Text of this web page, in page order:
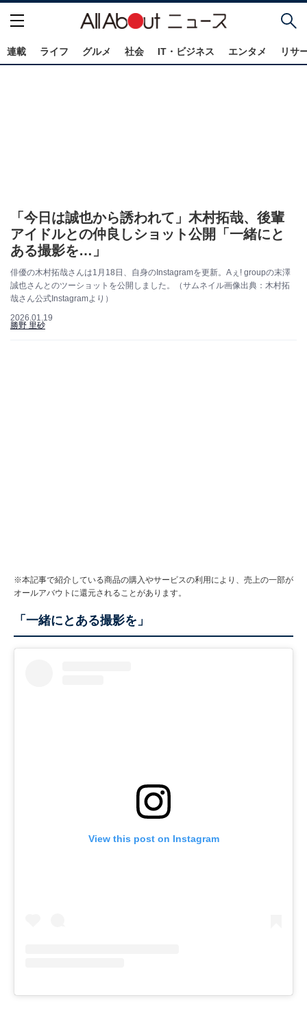
連載 ライフ グルメ 社会 IT・ビジネス エンタメ リサ
「今日は誠也から誘われて」木村拓哉、後輩
アイドルとの仲良しショット公開「一緒にと
ある撮影を…」
俳優の木村拓哉さんは1月18日、自身のInstagramを更新。Aぇ! groupの末澤
誠也さんとのツーショットを公開しました。（サムネイル画像出典：木村拓
哉さん公式Instagramより）
2026.01.19
勝野 里砂
※本記事で紹介している商品の購入やサービスの利用により、売上の一部が
オールアバウトに還元されることがあります。
「一緒にとある撮影を」
View this post on Instagram